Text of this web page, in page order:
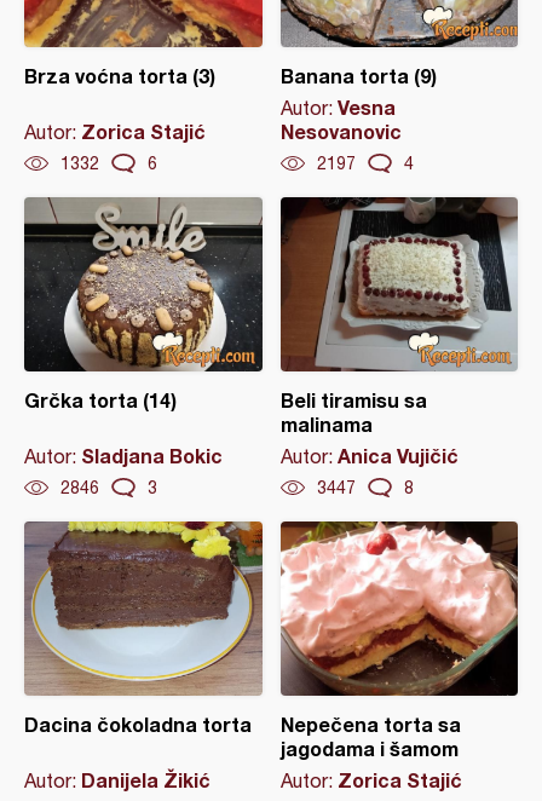
Brza voćna torta (3)
Autor: Zorica Stajić
1332 6
Banana torta (9)
Autor: Vesna
Nesovanovic
2197 4
Grčka torta (14)
Autor: Sladjana Bokic
2846 3
Beli tiramisu sa
malinama
Autor: Anica Vujičić
3447 8
Dacina čokoladna torta
Autor: Danijela Žikić
Nepečena torta sa
jagodama i šamom
Autor: Zorica Stajić